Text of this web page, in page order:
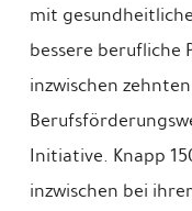
mit
bessere berufliche
inzwischen
Initiative. Knapp
inzwischen bei